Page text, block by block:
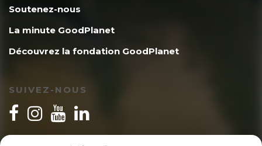
Soutenez-nous
La minute GoodPlanet
Découvrez la fondation GoodPlanet
SUIVEZ-NOUS